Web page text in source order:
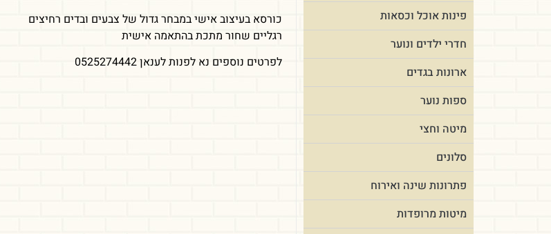
פינות אוכל וכסאות
חדרי ילדים ונוער
ארונות בגדים
ספות נוער
מיטה וחצי
סלונים
פתרונות שינה ואירוח
מיטות מרופדות
כורסא בעיצוב אישי במבחר גדול של צבעים ובדים רחיצים
רגליים שחור מתכת בהתאמה אישית
לפרטים נוספים נא לפנות לענאן 0525274442